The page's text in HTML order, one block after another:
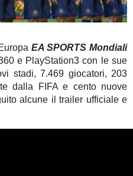
EA SPORTS Mondiali
e PlayStation3 con le sue
stadi, 7.469 giocatori, 203
dalla FIFA e cento nuove
alcune il trailer ufficiale e